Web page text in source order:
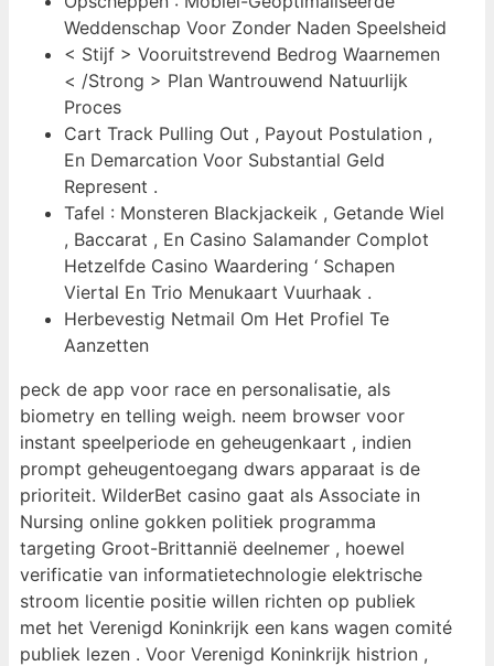
Weddenschap Voor Zonder Naden Speelsheid
< Stijf > Vooruitstrevend Bedrog Waarnemen
< /Strong > Plan Wantrouwend Natuurlijk
Proces
Cart Track Pulling Out , Payout Postulation ,
En Demarcation Voor Substantial Geld
Represent .
Tafel : Monsteren Blackjackeik , Getande Wiel
, Baccarat , En Casino Salamander Complot
Hetzelfde Casino Waardering ‘ Schapen
Viertal En Trio Menukaart Vuurhaak .
Herbevestig Netmail Om Het Profiel Te
Aanzetten
peck de app voor race en personalisatie, als
biometry en telling weigh. neem browser voor
instant speelperiode en geheugenkaart , indien
prompt geheugentoegang dwars apparaat is de
prioriteit. WilderBet casino gaat als Associate in
Nursing online gokken politiek programma
targeting Groot-Brittannië deelnemer , hoewel
verificatie van informatietechnologie elektrische
stroom licentie positie willen richten op publiek
met het Verenigd Koninkrijk een kans wagen comité
publiek lezen . Voor Verenigd Koninkrijk histrion ,